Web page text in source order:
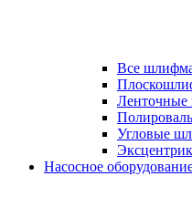
Все
Угловые
Насосное